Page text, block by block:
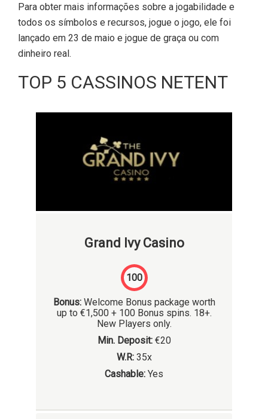
Para obter mais informações sobre a jogabilidade e
todos os símbolos e recursos, jogue o jogo, ele foi
lançado em 23 de maio e jogue de graça ou com
dinheiro real.
TOP 5 CASSINOS NETENT
Grand Ivy Casino
100
Bonus: Welcome Bonus package worth
up to €1,500 + 100 Bonus spins. 18+.
New Players only.
Min. Deposit: €20
W.R: 35x
Cashable: Yes